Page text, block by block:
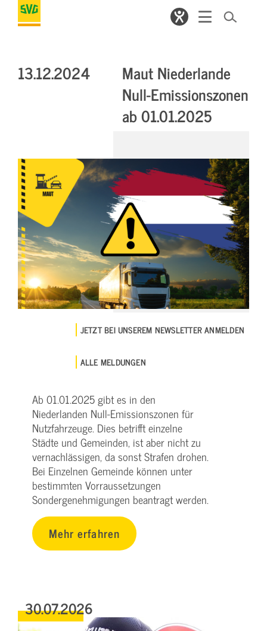
13.12.2024
Maut Niederlande
Null-Emissionszonen
ab 01.01.2025
JETZT BEI UNSEREM NEWSLETTER ANMELDEN
ALLE MELDUNGEN
Ab 01.01.2025 gibt es in den
Niederlanden Null-Emissionszonen für
Nutzfahrzeuge. Dies betrifft einzelne
Städte und Gemeinden, ist aber nicht zu
vernachlässigen, da sonst Strafen drohen.
Bei Einzelnen Gemeinde können unter
bestimmten Vorraussetzungen
Sondergenehmigungen beantragt werden.
Mehr erfahren
30.07.2026